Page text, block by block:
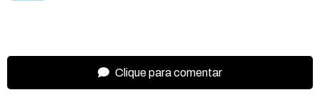
Clique para comentar